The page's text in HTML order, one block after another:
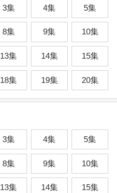
3集 4集 5集
8集 9集 10集
13集 14集 15集
18集 19集 20集
3集 4集 5集
8集 9集 10集
13集 14集 15集